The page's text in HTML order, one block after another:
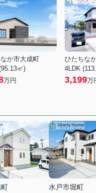
か市大成町
㎡)
万円
ひたちな
4LDK
3,199万
水戸市堀町